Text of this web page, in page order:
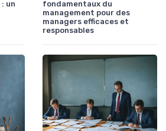
un
fondamentaux du
management pour des
managers efficaces et
responsables